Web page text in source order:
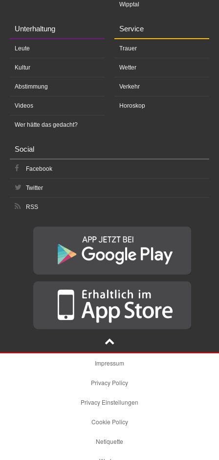
Wipptal
Unterhaltung
Leute
Kultur
Abstimmung
Videos
Wer hätte das gedacht?
Service
Trauer
Wetter
Verkehr
Horoskop
Social
Facebook
Twitter
RSS
Impressum
Privacy Policy
Privacy Einstellungen
Cookie Policy
Netiquette